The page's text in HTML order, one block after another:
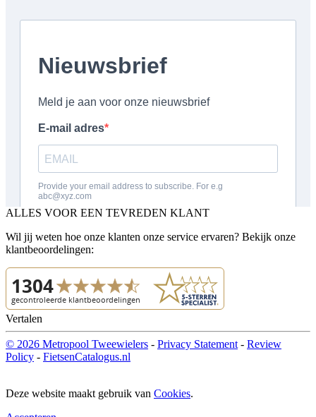
ALLES VOOR EEN TEVREDEN KLANT
Wil jij weten hoe onze klanten onze service ervaren? Bekijk onze
klantbeoordelingen:
Vertalen
© 2026 Metropool Tweewielers - Privacy Statement - Review
Policy - FietsenCatalogus.nl
Deze website maakt gebruik van Cookies.